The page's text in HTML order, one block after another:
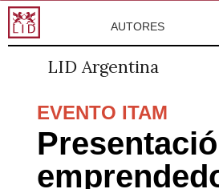
AUTORES
LID Argentina
EVENTO ITAM